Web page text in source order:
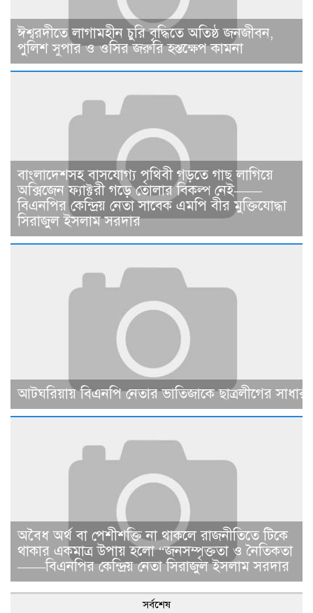
ঈশ্বরদীতে লাগামহীন চুরি বৃদ্ধিতে অতিষ্ঠ জনজীবন,
পুলিশ সুপার ও ওসির জরুরি হস্তক্ষেপ কামনা ​
বাংলাদেশসহ বাসযোগ্য পৃথিবী গড়তে গাছ লাগিয়ে
অক্সিজেন ফ্যাক্টরী গড়ে তোলার বিকল্প নেই——
বিএনপির কেন্দ্রিয় নেতা সাবেক এমপি বীর মুক্তিযোদ্ধা
সিরাজুল ইসলাম সরদার
আটঘরিয়ায় বিএনপি নেতার ভাতিজাকে ছাত্রলীগের
​​অবৈধ অর্থ বা পেশীশক্তি না থাকলে রাজনীতিতে টিকে
থাকার একমাত্র উপায় হলো “জনসম্পৃক্ততা ও নৈতিকতা
——বিএনপির কেন্দ্রিয় নেতা সিরাজুল ইসলাম সরদার
সর্বশেষ